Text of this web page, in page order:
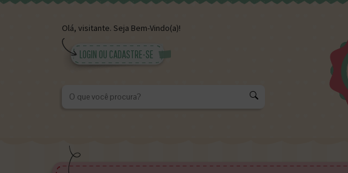
Olá, visitante. Seja Bem-Vindo(a)!
LOGIN OU CADASTRE-SE
K